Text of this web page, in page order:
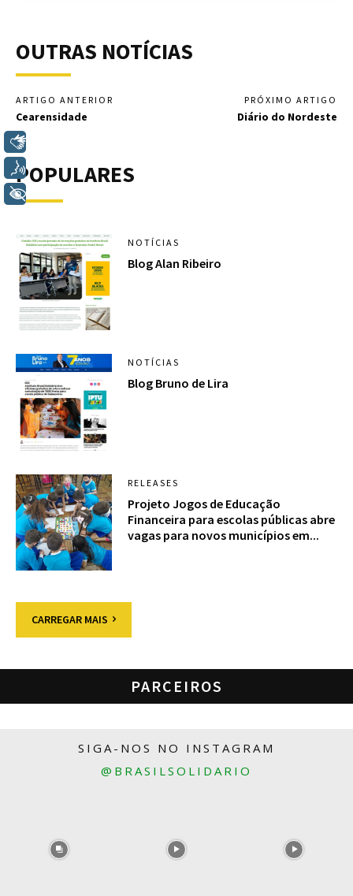
OUTRAS NOTÍCIAS
ARTIGO ANTERIOR
Cearensidade
PRÓXIMO ARTIGO
Diário do Nordeste
POPULARES
NOTÍCIAS
Blog Alan Ribeiro
NOTÍCIAS
Blog Bruno de Lira
RELEASES
Projeto Jogos de Educação
Financeira para escolas públicas abre
vagas para novos municípios em...
CARREGAR MAIS
PARCEIROS
SIGA-NOS NO INSTAGRAM
@BRASILSOLIDARIO
Voz